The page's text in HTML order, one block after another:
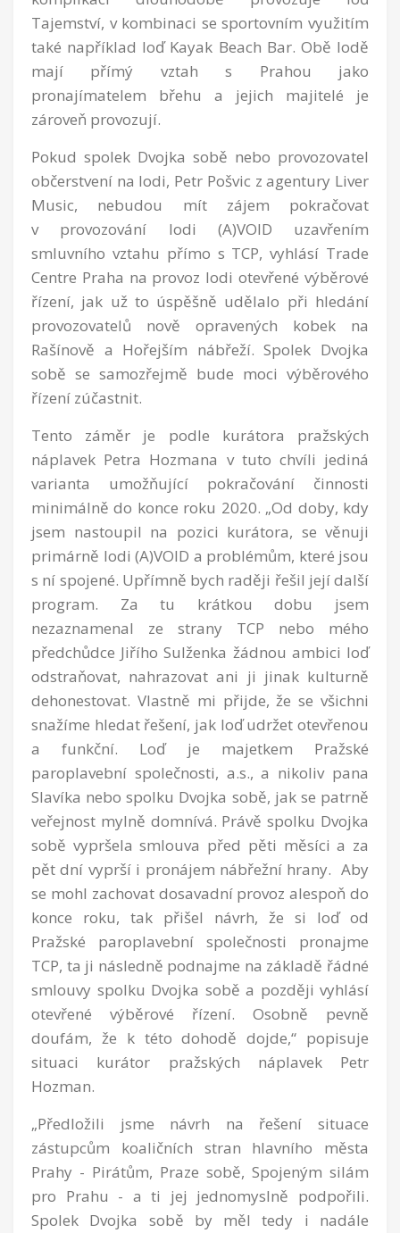
Tajemství, v kombinaci se sportovním využitím
také například loď Kayak Beach Bar. Obě lodě
mají přímý vztah s Prahou jako
pronajímatelem břehu a jejich majitelé je
zároveň provozují.
Pokud spolek Dvojka sobě nebo provozovatel
občerstvení na lodi, Petr Pošvic z agentury Liver
Music, nebudou mít zájem pokračovat
v provozování lodi (A)VOID uzavřením
smluvního vztahu přímo s TCP, vyhlásí Trade
Centre Praha na provoz lodi otevřené výběrové
řízení, jak už to úspěšně udělalo při hledání
provozovatelů nově opravených kobek na
Rašínově a Hořejším nábřeží. Spolek Dvojka
sobě se samozřejmě bude moci výběrového
řízení zúčastnit.
Tento záměr je podle kurátora pražských
náplavek Petra Hozmana v tuto chvíli jediná
varianta umožňující pokračování činnosti
minimálně do konce roku 2020. „Od doby, kdy
jsem nastoupil na pozici kurátora, se věnuji
primárně lodi (A)VOID a problémům, které jsou
s ní spojené. Upřímně bych raději řešil její další
program. Za tu krátkou dobu jsem
nezaznamenal ze strany TCP nebo mého
předchůdce Jiřího Sulženka žádnou ambici loď
odstraňovat, nahrazovat ani ji jinak kulturně
dehonestovat. Vlastně mi přijde, že se všichni
snažíme hledat řešení, jak loď udržet otevřenou
a funkční. Loď je majetkem Pražské
paroplavební společnosti, a.s., a nikoliv pana
Slavíka nebo spolku Dvojka sobě, jak se patrně
veřejnost mylně domnívá. Právě spolku Dvojka
sobě vypršela smlouva před pěti měsíci a za
pět dní vyprší i pronájem nábřežní hrany. Aby
se mohl zachovat dosavadní provoz alespoň do
konce roku, tak přišel návrh, že si loď od
Pražské paroplavební společnosti pronajme
TCP, ta ji následně podnajme na základě řádné
smlouvy spolku Dvojka sobě a později vyhlásí
otevřené výběrové řízení. Osobně pevně
doufám, že k této dohodě dojde,“ popisuje
situaci
kurátor pražských náplavek Petr
Hozman.
„Předložili jsme návrh na řešení situace
zástupcům koaličních stran hlavního města
Prahy - Pirátům, Praze sobě, Spojeným silám
pro Prahu - a ti jej jednomyslně podpořili.
Spolek Dvojka sobě by měl tedy i nadále